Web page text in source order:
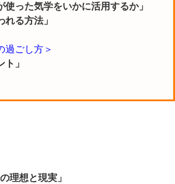
使った気学をいかに活用するか」
れる方法」
過ごし方＞
ト」
理想と現実」